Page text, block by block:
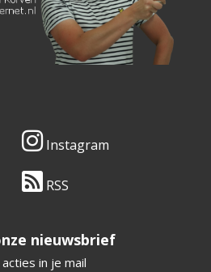
Instagram
RSS
nieuwsbrief
in je mail